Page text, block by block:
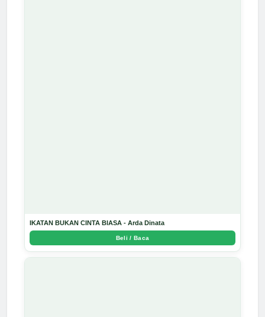
IKATAN BUKAN CINTA BIASA - Arda Dinata
Beli / Baca